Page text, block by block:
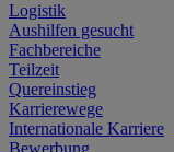
Logistik
Aushilfen gesucht
Fachbereiche
Teilzeit
Quereinstieg
Karrierewege
Internationale Karriere
Bewerbung
werden diese
wiederzuerkennen
Nutzungsverhalten
Insbesondere
auf Diensten
betrieben werden,